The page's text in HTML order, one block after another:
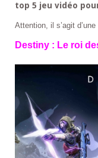
top 5 jeu vidéo
Attention, il s’agit d’une
Destiny : Le roi